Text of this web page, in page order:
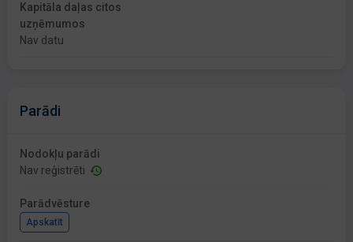
Kapitāla daļas citos
uzņēmumos
Nav datu
Parādi
Nodokļu parādi
Nav reģistrēti
Parādvēsture
Apskatīt